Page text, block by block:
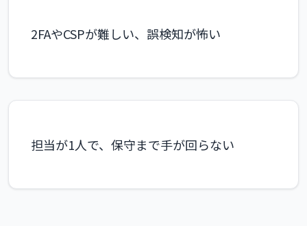
2FAやCSPが難しい、誤検知が怖い
担当が1人で、保守まで手が回らない